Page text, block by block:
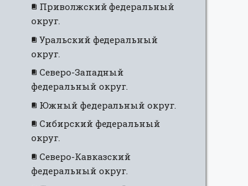
Приволжский федеральный
округ.
Уральский федеральный
округ.
Северо-Западный
федеральный округ.
Южный федеральный округ.
Сибирский федеральный
округ.
Северо-Кавказский
федеральный округ.